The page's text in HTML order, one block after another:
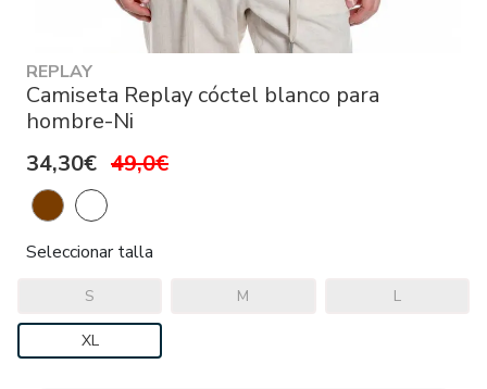
REPLAY
Camiseta Replay cóctel blanco para
hombre-Ni
34,30€ 49,0€
Seleccionar talla
S M L
XL